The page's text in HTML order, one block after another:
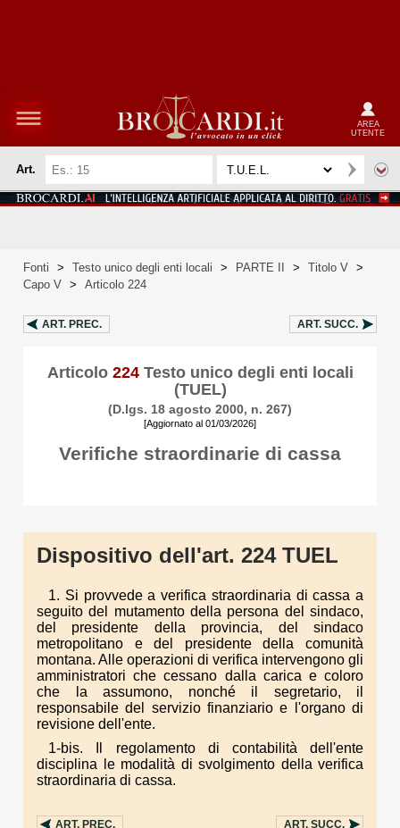
AREA
UTENTE
Art.
Fonti > Testo unico degli enti locali > PARTE II > Titolo V >
Capo V > Articolo 224
ART. PREC. ART. SUCC.
Articolo 224Testo unico degli enti locali
(TUEL)
(D.lgs. 18 agosto 2000, n. 267)
[Aggiornato al 01/03/2026]
Verifiche straordinarie di cassa
Dispositivo dell'art. 224 TUEL
1. Si provvede a verifica straordinaria di cassa a
seguito del mutamento della persona del sindaco,
del presidente della provincia, del sindaco
metropolitano e del presidente della comunità
montana. Alle operazioni di verifica intervengono gli
amministratori che cessano dalla carica e coloro
che la assumono, nonché il segretario, il
responsabile del servizio finanziario e l'organo di
revisione dell'ente.
1-bis. Il regolamento di contabilità dell'ente
disciplina le modalità di svolgimento della verifica
straordinaria di cassa.
ART. PREC. ART. SUCC.